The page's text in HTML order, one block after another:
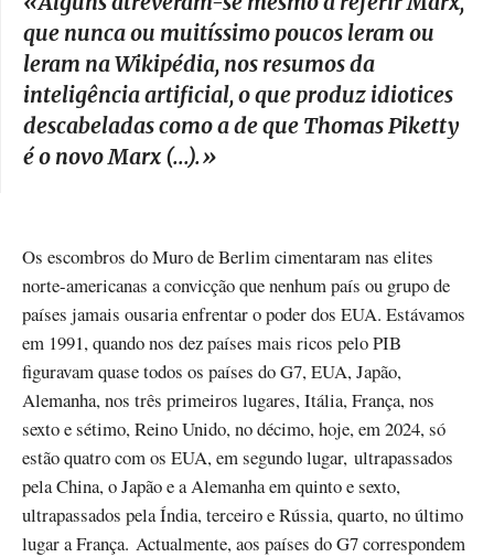
que nunca ou muitíssimo poucos leram ou
leram na Wikipédia, nos resumos da
inteligência artificial, o que produz idiotices
descabeladas como a de que Thomas Piketty
é o novo Marx (...).»
Os escombros do Muro de Berlim cimentaram nas elites
norte-americanas a convicção que nenhum país ou grupo de
países jamais ousaria enfrentar o poder dos EUA. Estávamos
em 1991, quando nos dez países mais ricos pelo PIB
figuravam quase todos os países do G7, EUA, Japão,
Alemanha, nos três primeiros lugares, Itália, França, nos
sexto e sétimo, Reino Unido, no décimo, hoje, em 2024, só
estão quatro com os EUA, em segundo lugar, ultrapassados
pela China, o Japão e a Alemanha em quinto e sexto,
ultrapassados pela Índia, terceiro e Rússia, quarto, no último
lugar a França. Actualmente, aos países do G7 correspondem